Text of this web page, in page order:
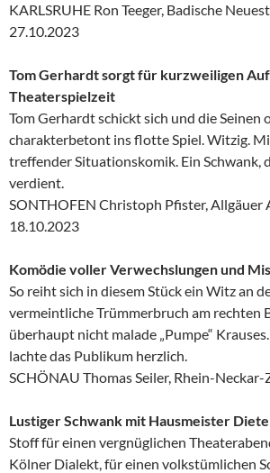
KARLSRUHE Ron Teeger, Badische
27.10.2023
Tom Gerhardt sorgt für kurzweiligen
Theaterspielzeit
Tom Gerhardt schickt sich und die Seinen
charakterbetont ins flotte Spiel. Witzig.
treffender Situationskomik. Ein Schwank,
verdient.
SONTHOFEN Christoph Pfister, Allgäuer
18.10.2023
Komödie voller Verwechslungen und
So reiht sich in diesem Stück ein Witz an
vermeintliche Trümmerbruch am rechten
überhaupt nicht malade „Pumpe“
lachte das Publikum herzlich.
SCHÖNAU Thomas Seiler, Rhein-
Lustiger Schwank mit Hausmeister
Stoff für einen vergnüglichen
Kölner Dialekt, für einen volkstümlichen